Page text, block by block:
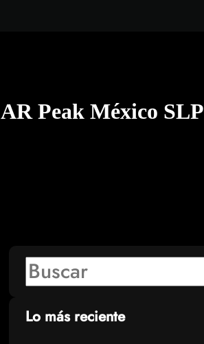
Peak México SLP
S
eLo más reciente